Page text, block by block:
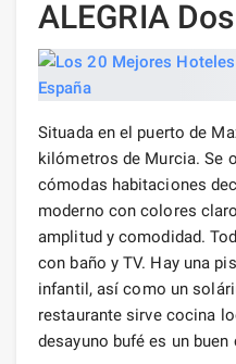
ALEGRIA Dos
Situada en el puerto de
kilómetros de Murcia. Se
cómodas habitaciones
moderno con colores
amplitud y comodidad.
con baño y TV. Hay una
infantil, así como un
restaurante sirve cocina
desayuno bufé es un